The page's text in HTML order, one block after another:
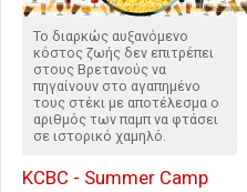
Το διαρκώς αυξανόμενο
κόστος ζωής δεν επιτρέπει
στους Βρετανούς να
πηγαίνουν στο αγαπημένο
τους στέκι με αποτέλεσμα ο
αριθμός των παμπ να φτάσει
σε ιστορικό χαμηλό.
KCBC - Summer Camp